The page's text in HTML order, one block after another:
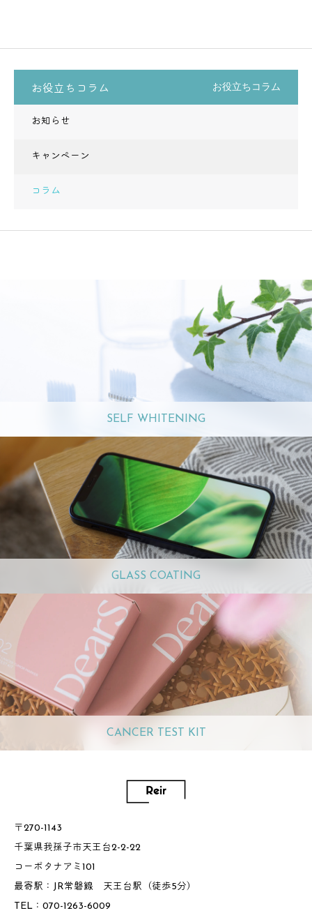
お役立ちコラム お役立ちコラム
お知らせ
キャンペーン
コラム
SELF WHITENING
GLASS COATING
CANCER TEST KIT
〒270-1143
千葉県我孫子市天王台2-2-22
コーポタナアミ101
最寄駅：JR常磐線 天王台駅（徒歩5分）
TEL：070-1263-6009